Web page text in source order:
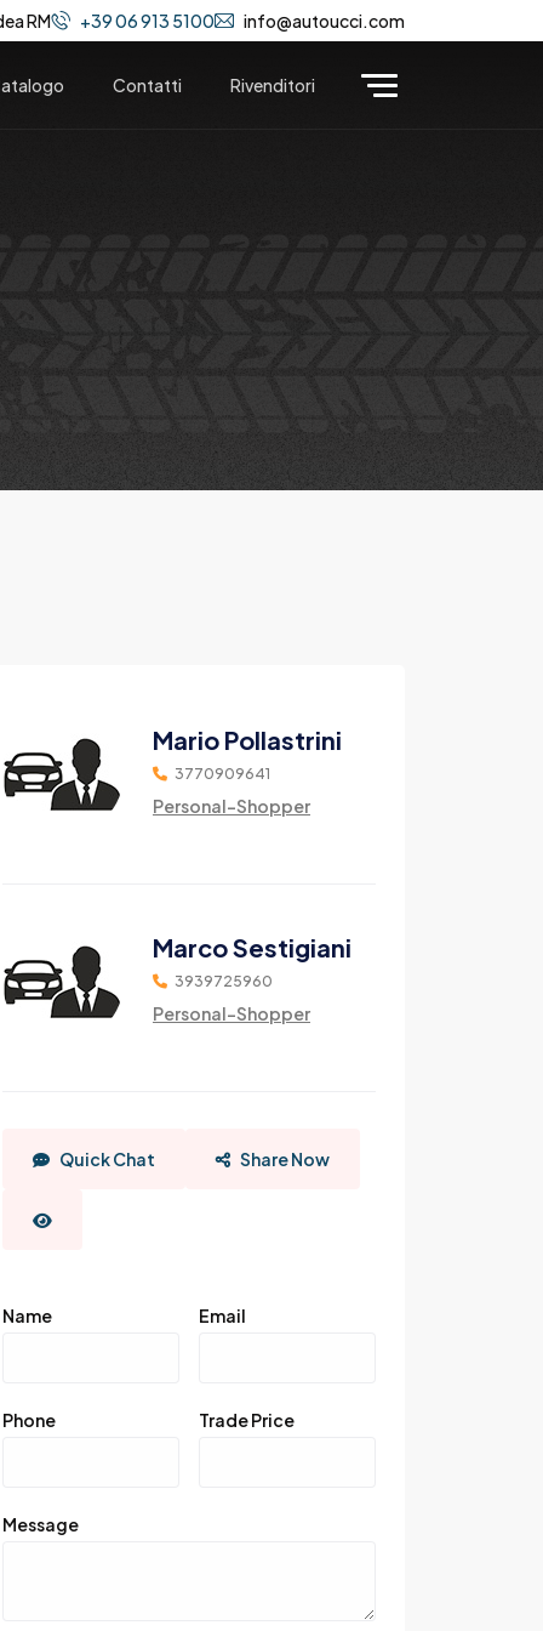
RM +39 06 913 5100 info@autoucci.com
Contatti Rivenditori
Mario Pollastrini
3770909641
Personal-Shopper
Marco Sestigiani
3939725960
Personal-Shopper
Quick Chat Share Now
Name Email
Phone Trade Price
Message